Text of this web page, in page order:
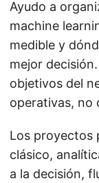
Ayudo a
machine
medible y
mejor
objetivos del
operativas, no
Los proyectos
clásico,
a la decisión,